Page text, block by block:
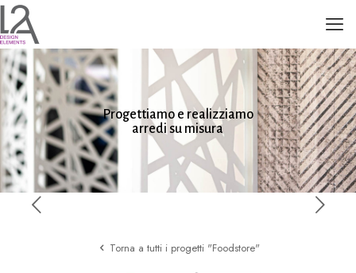
Progettiamo e realizziamo
arredi su misura
Torna a tutti i progetti "Foodstore"